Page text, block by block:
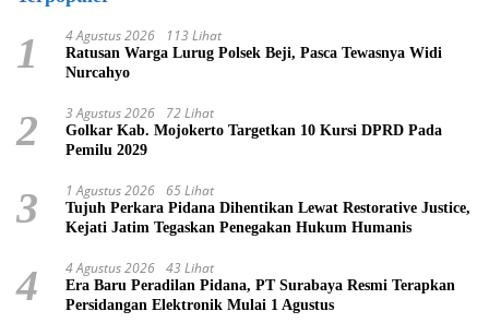
1 4 Agustus 2026 113 Lihat
Ratusan Warga Lurug Polsek Beji, Pasca Tewasnya Widi
Nurcahyo
2 3 Agustus 2026 72 Lihat
Golkar Kab. Mojokerto Targetkan 10 Kursi DPRD Pada
Pemilu 2029
3 1 Agustus 2026 65 Lihat
Tujuh Perkara Pidana Dihentikan Lewat Restorative Justice,
Kejati Jatim Tegaskan Penegakan Hukum Humanis
4 4 Agustus 2026 43 Lihat
Era Baru Peradilan Pidana, PT Surabaya Resmi Terapkan
Persidangan Elektronik Mulai 1 Agustus